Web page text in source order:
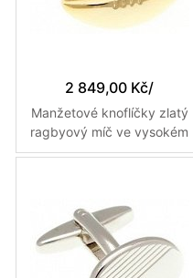
2 849,00 Kč/
Manžetové knoflíčky zlatý
ragbyový míč ve vysokém
lesku